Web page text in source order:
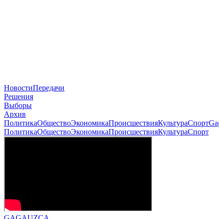
НовостиПередачи
Решения
Выборы
Архив
ПолитикаОбществоЭкономикаПроисшествияКультураСпорт
ПолитикаОбществоЭкономикаПроисшествияКультураСпорт